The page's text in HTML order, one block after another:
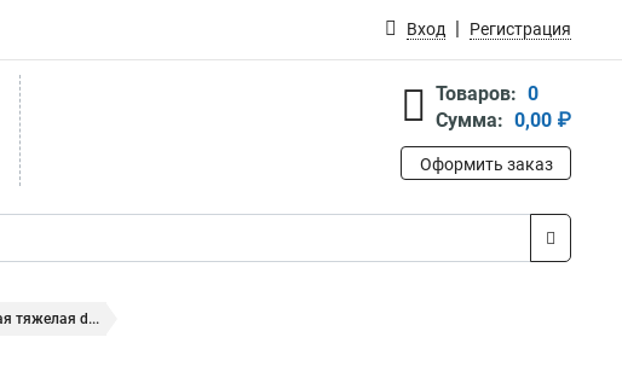
Вход Регистрация
Товаров: 0
Сумма: 0,00 ₽
Оформить заказ
тяжелая d...